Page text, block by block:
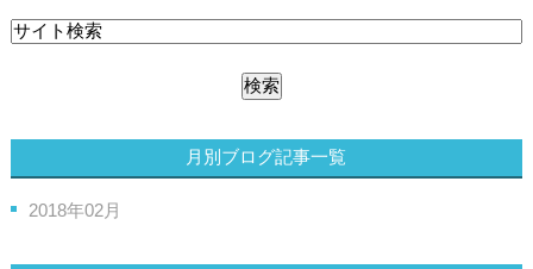
月別ブログ記事一覧
2018年02月